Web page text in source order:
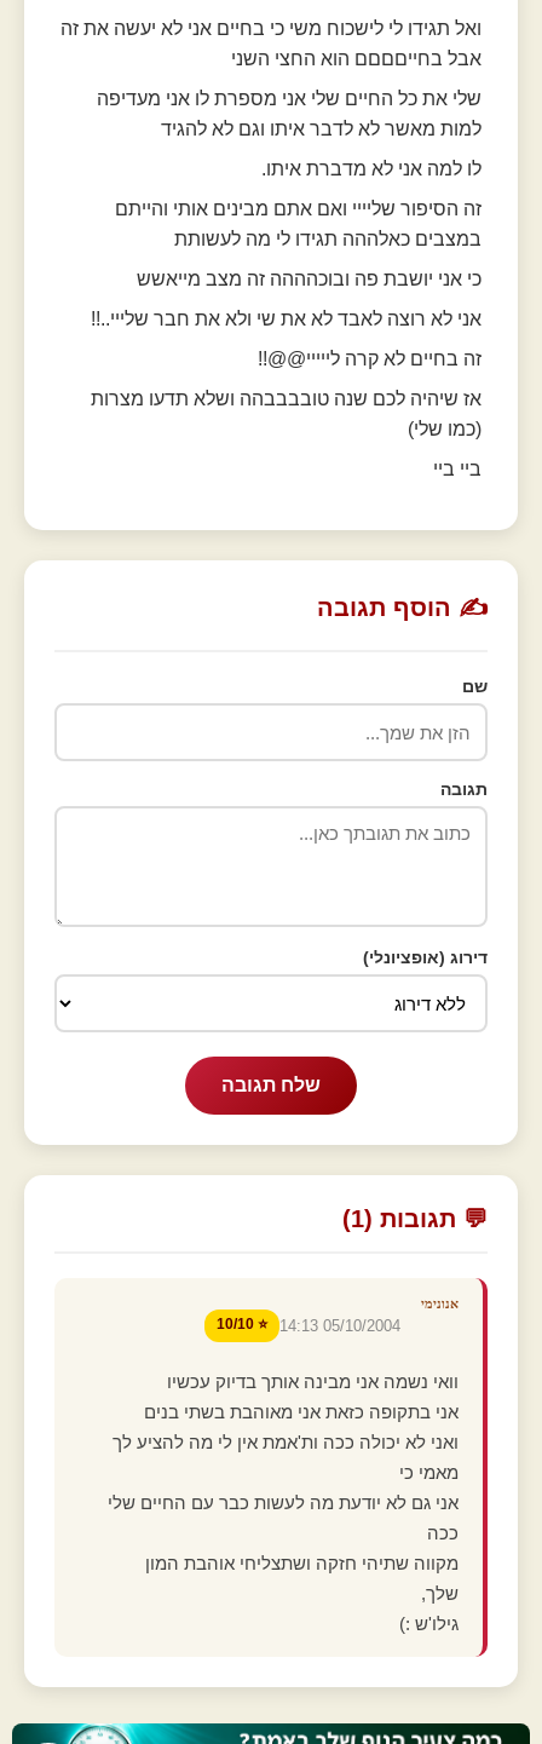
ואל תגידו לי לישכוח משי כי בחיים אני לא יעשה את זה
אבל בחייםםםם הוא החצי השני
שלי את כל החיים שלי אני מספרת לו אני מעדיפה
למות מאשר לא לדבר איתו וגם לא להגיד
לו למה אני לא מדברת איתו.
זה הסיפור שליייי ואם אתם מבינים אותי והייתם
במצבים כאלההה תגידו לי מה לעשותת
כי אני יושבת פה ובוכהההה זה מצב מייאשש
אני לא רוצה לאבד לא את שי ולא את חבר שלייי..!!
זה בחיים לא קרה לייייי@@!!
אז שיהיה לכם שנה טובבבבהה ושלא תדעו מצרות
(כמו שלי)
ביי ביי
✍️ הוסף תגובה
שם
תגובה
דירוג (אופציונלי)
שלח תגובה
💬 תגובות (1)
אנונימי
05/10/2004 14:13
⭐ 10/10
וואי נשמה אני מבינה אותך בדיוק עכשיו
אני בתקופה כזאת אני מאוהבת בשתי בנים
ואני לא יכולה ככה ות'אמת אין לי מה להציע לך
מאמי כי
אני גם לא יודעת מה לעשות כבר עם החיים שלי
ככה
מקווה שתיהי חזקה ושתצליחי אוהבת המון
שלך,
גילו'ש :)